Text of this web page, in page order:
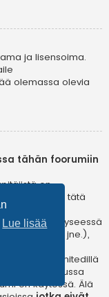
Lue lisää
ja lisensoima.
olemassa olevia
tähän foorumiin
on
Jos et tätä
yhteyttä
) tai jos kyseessä
f2s.com, jne.),
phpBB Limitedillä
pitää vastuussa
on käytössä. Älä